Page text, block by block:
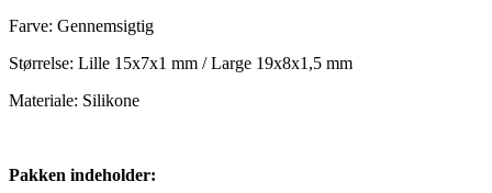
Farve: Gennemsigtig
Størrelse: Lille 15x7x1 mm / Large 19x8x1,5 mm
Materiale: Silikone
Pakken indeholder: